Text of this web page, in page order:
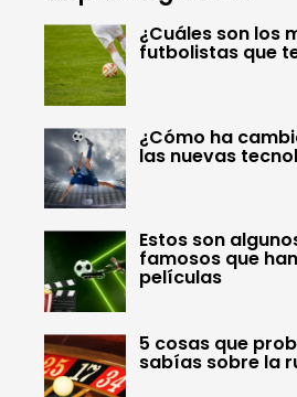
¿Cuáles son los
futbolistas que
¿Cómo ha
las nuevas
Estos son
famosos que
películas
5 cosas que
sabías sobre la